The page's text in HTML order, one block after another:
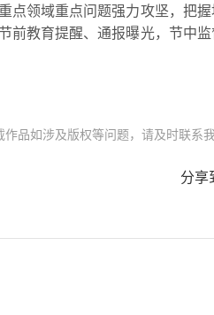
领域重点问题强力攻坚，把握
前教育提醒、通报曝光，节中
品如涉及版权等问题，请及时联系我
分享